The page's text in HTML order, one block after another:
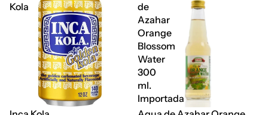
Kola
Agotado
de
Azahar
Orange
Blossom
Water
300
ml.
Importada